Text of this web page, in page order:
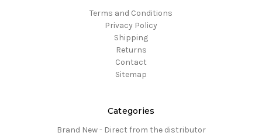
Terms and Conditions
Privacy Policy
Shipping
Returns
Contact
Sitemap
Categories
Brand New - Direct from the distributor